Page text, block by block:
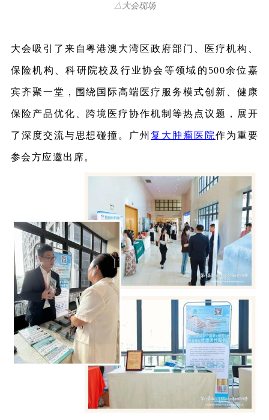
△大会现场
大会吸引了来自粤港澳大湾区政府部门、医疗机构、
保险机构、科研院校及行业协会等领域的500余位嘉
宾齐聚一堂，围绕国际高端医疗服务模式创新、健康
保险产品优化、跨境医疗协作机制等热点议题，展开
了深度交流与思想碰撞。广州复大肿瘤医院作为重要
参会方应邀出席。